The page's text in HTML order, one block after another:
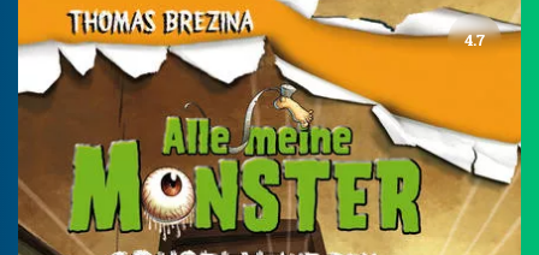
4.7